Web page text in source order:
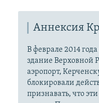
Аннексия
В феврале 2014
здание Верховной
аэропорт,
блокировали
признавать, что